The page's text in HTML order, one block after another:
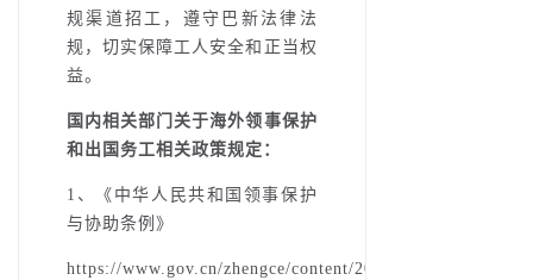
规渠道招工，遵守巴新法律法
规，切实保障工人安全和正当权
益。
国内相关部门关于海外领事保护
和出国务工相关政策规定：
1、《中华人民共和国领事保护
与协助条例》
https://www.gov.cn/zhengce/content/202307/